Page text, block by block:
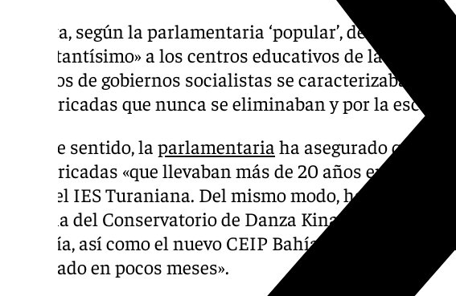
Se trata, según la parlamentaria ‘popular’, de un
importantísimo» a los centros educativos de la
los años de gobiernos socialistas se caracterizaban
prefabricadas que nunca se eliminaban y por la escasa
En este sentido, la parlamentaria ha asegurado que se
prefabricadas «que llevaban más de 20 años en
como el IES Turaniana. Del mismo modo, ha valorado la
marcha del Conservatorio de Danza Kina Jiménez o el
Almería, así como el nuevo CEIP Bahía de Almerimar,
finalizado en pocos meses».